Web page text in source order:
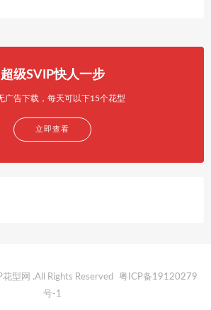
超级SVIP快人一步
广告下载，每天可以下15个花型
立即查看
型网 .All Rights Reserved
粤ICP备19120279
号-1